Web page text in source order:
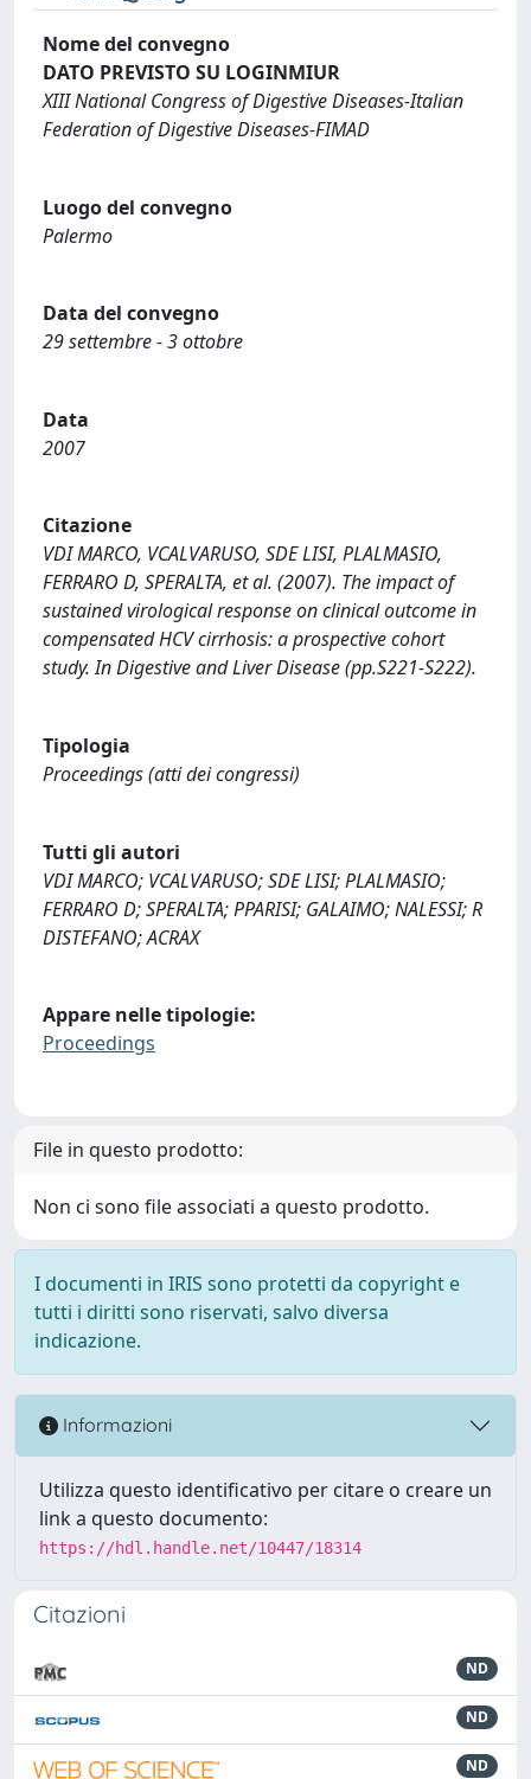
Nome del convegno
DATO PREVISTO SU LOGINMIUR
XIII National Congress of Digestive Diseases-Italian
Federation of Digestive Diseases-FIMAD
Luogo del convegno
Palermo
Data del convegno
29 settembre - 3 ottobre
Data
2007
Citazione
VDI MARCO, VCALVARUSO, SDE LISI, PLALMASIO,
FERRARO D, SPERALTA, et al. (2007). The impact of
sustained virological response on clinical outcome in
compensated HCV cirrhosis: a prospective cohort
study. In Digestive and Liver Disease (pp.S221-S222).
Tipologia
Proceedings (atti dei congressi)
Tutti gli autori
VDI MARCO; VCALVARUSO; SDE LISI; PLALMASIO;
FERRARO D; SPERALTA; PPARISI; GALAIMO; NALESSI; R
DISTEFANO; ACRAX
Appare nelle tipologie:
Proceedings
File in questo prodotto:
Non ci sono file associati a questo prodotto.
I documenti in IRIS sono protetti da copyright e
tutti i diritti sono riservati, salvo diversa
indicazione.
Informazioni
Utilizza questo identificativo per citare o creare un
link a questo documento:
https://hdl.handle.net/10447/18314
Citazioni
ND
ND
ND